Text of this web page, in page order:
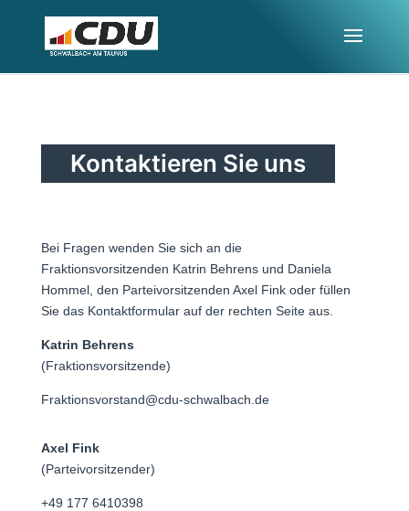
Kontaktieren Sie uns
Bei Fragen wenden Sie sich an die
Fraktionsvorsitzenden Katrin Behrens und Daniela
Hommel, den Parteivorsitzenden Axel Fink oder füllen
Sie das Kontaktformular auf der rechten Seite aus.
Katrin Behrens
(Fraktionsvorsitzende)
Fraktionsvorstand@cdu-schwalbach.de
Axel Fink
(Parteivorsitzender)
+49 177 6410398